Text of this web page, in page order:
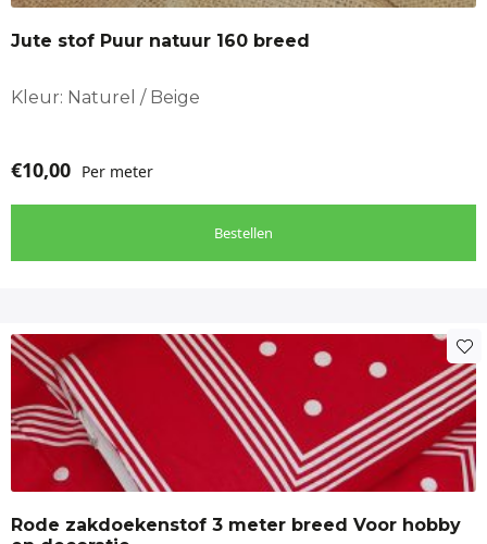
Jute stof Puur natuur 160 breed
Kleur: Naturel / Beige
€10,00 Per meter
Bestellen
Rode zakdoekenstof 3 meter breed Voor hobby